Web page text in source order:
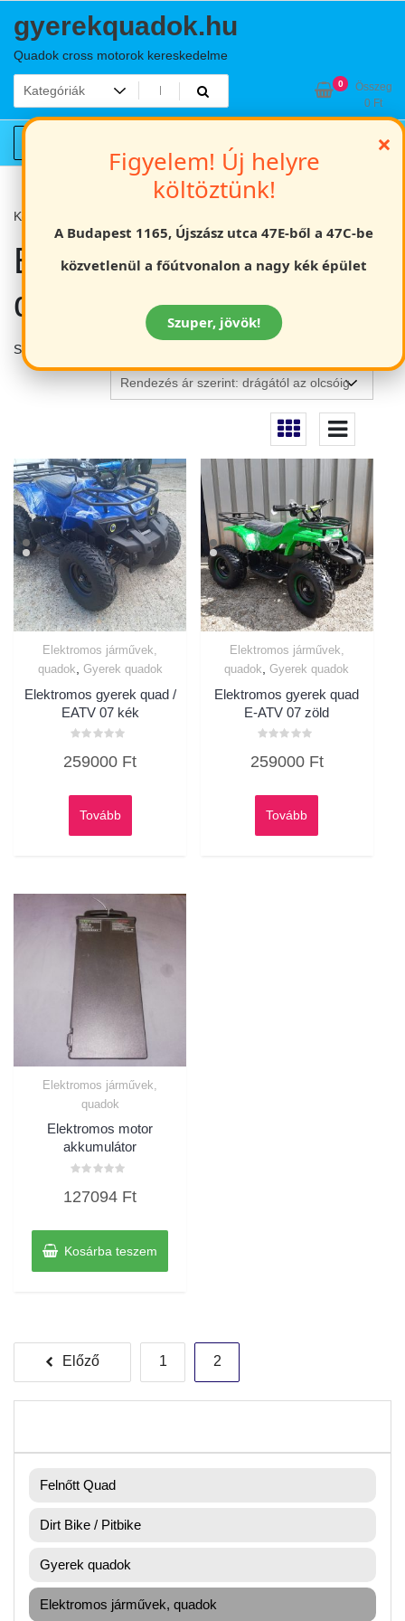
gyerekquadok.hu
Quadok cross motorok kereskedelme
0
Összeg
0 Ft
Kezdőlap
Elektromos járművek,
quadok
Show
Elektromos járművek,
quadok Gyerek quadok
Elektromos gyerek quad /
EATV 07 kék
0
259000 Ft
Tovább
Elektromos járművek,
quadok ,Gyerek quadok
Elektromos gyerek quad
E-ATV 07 zöld
0
259000 Ft
Tovább
Elektromos járművek,
quadok
Elektromos motor
akkumulátor
0
127094 Ft
Kosárba teszem
Bejegyzések
lapozása
Előző 1 2
Felnőtt Quad
Dirt Bike / Pitbike
Gyerek quadok
Elektromos járművek, quadok
×
Figyelem! Új helyre
költöztünk!
A Budapest 1165, Újszász utca 47E-ből a 47C-be
közvetlenül a főútvonalon a nagy kék épület
Szuper, jövök!